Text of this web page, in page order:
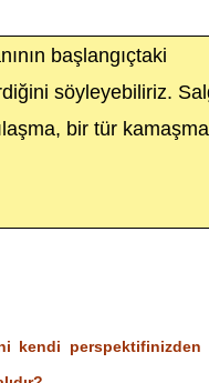
başlangıçtaki
söyleyebiliriz.
bir tür
kendi perspektifinizden